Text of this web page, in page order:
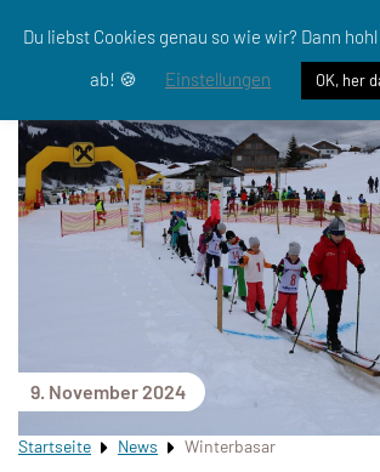
9. November 2024
Startseite News Winterbasar
Du liebst Cookies genau so wie wir? Dann
ab! 🍪
Einstellungen OK, her